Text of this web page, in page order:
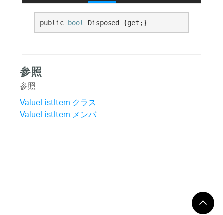
public bool Disposed {get;}
参照
参照
ValueListItem クラス
ValueListItem メンバ